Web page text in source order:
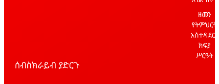
ዘመን
የትምህርት
አስተዳደርና
ክፍያ
ሥርዓት
ሰብስክራይብ ያድርጉ